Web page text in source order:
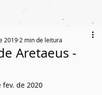
Aretaeus -
2019 2 min de leitura
fev. de 2020